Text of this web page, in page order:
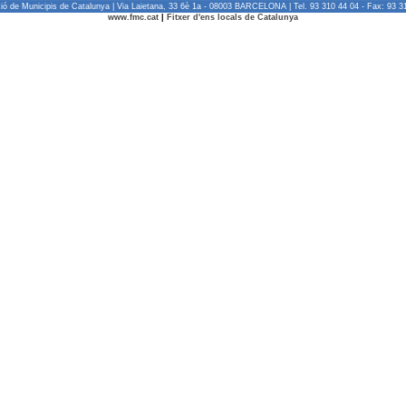
de Municipis de Catalunya | Via Laietana, 33 6è 1a - 08003 BARCELONA | Tel. 93 310 44 04 - Fax: 93
www.fmc.cat
Fitxer d'ens locals de Catalunya